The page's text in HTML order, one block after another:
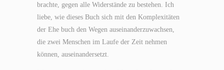
brachte, gegen alle Widerstände zu bestehen. Ich
liebe, wie dieses Buch sich mit den Komplexitäten
der Ehe buch den Wegen auseinanderzuwachsen,
die zwei Menschen im Laufe der Zeit nehmen
können, auseinandersetzt.